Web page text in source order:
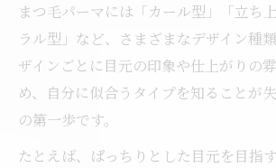
まつ毛パーマには「カール型」「立ち
ラル型」など、さまざまなデザイン種
ザインごとに目元の印象や仕上がりの
め、自分に似合うタイプを知ることが
の第一歩です。
たとえば、ぱっちりとした目元を目指